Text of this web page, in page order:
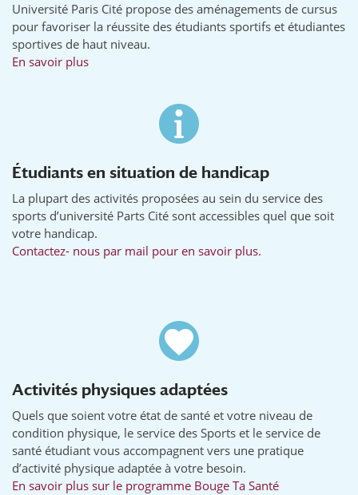
Université Paris Cité propose des aménagements de cursus
pour favoriser la réussite des étudiants sportifs et étudiantes
sportives de haut niveau.
En savoir plus
Étudiants en situation de handicap
La plupart des activités proposées au sein du service des
sports d’université Parts Cité sont accessibles quel que soit
votre handicap.
Contactez- nous par mail pour en savoir plus.
Activités physiques adaptées
Quels que soient votre état de santé et votre niveau de
condition physique, le service des Sports et le service de
santé étudiant vous accompagnent vers une pratique
d’activité physique adaptée à votre besoin.
En savoir plus sur le programme Bouge Ta Santé